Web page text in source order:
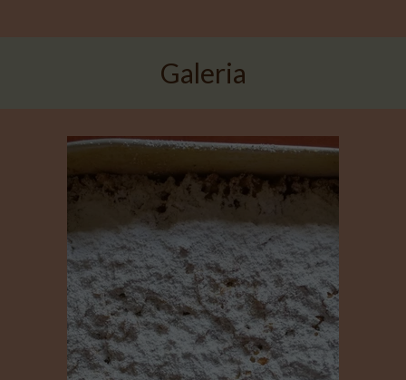
Galeria